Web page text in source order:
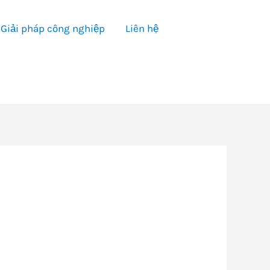
Giải pháp công nghiệp Liên hệ